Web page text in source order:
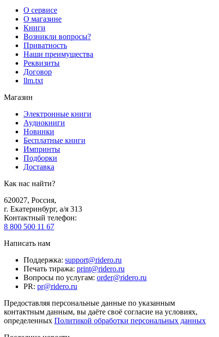
О сервисе
О магазине
Книги
Возникли вопросы?
Приватность
Наши преимущества
Реквизиты
Договор
llm.txt
Магазин
Электронные книги
Аудиокниги
Новинки
Бесплатные книги
Импринты
Подборки
Доставка
Как нас найти?
620027, Россия,
г. Екатеринбург, а/я 313
Контактный телефон:
8 800 500 11 67
Написать нам
Поддержка: support@ridero.ru
Печать тиража: print@ridero.ru
Вопросы по услугам: order@ridero.ru
PR: pr@ridero.ru
Предоставляя персональные данные по указанным
контактным данным, вы даёте своё согласие на условиях,
определенных Политикой обработки персональных данных